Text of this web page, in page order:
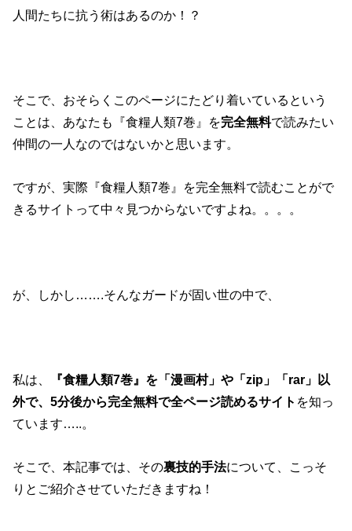
人間たちに抗う術はあるのか！？
そこで、おそらくこのページにたどり着いているという
ことは、あなたも『食糧人類7巻』を完全無料で読みたい
仲間の一人なのではないかと思います。
ですが、実際『食糧人類7巻』を完全無料で読むことがで
きるサイトって中々見つからないですよね。。。。
が、しかし…….そんなガードが固い世の中で、
私は、
『食糧人類7巻』を「漫画村」や「zip」「rar」以
外で、5分後から完全無料で全ページ読めるサイト を知っ
ています…..。
そこで、本記事では、その裏技的手法について、こっそ
りとご紹介させていただきますね！